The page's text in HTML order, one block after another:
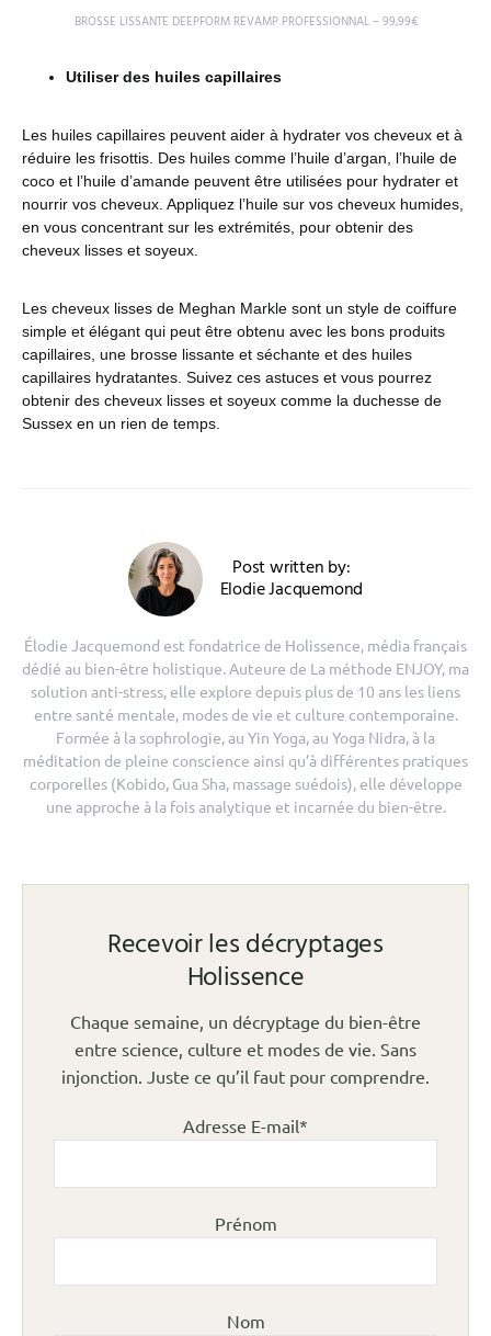
BROSSE LISSANTE DEEPFORM REVAMP PROFESSIONNAL – 99,99€
Utiliser des huiles capillaires
Les huiles capillaires peuvent aider à hydrater vos cheveux et à
réduire les frisottis. Des huiles comme l’huile d’argan, l’huile de
coco et l’huile d’amande peuvent être utilisées pour hydrater et
nourrir vos cheveux. Appliquez l’huile sur vos cheveux humides,
en vous concentrant sur les extrémités, pour obtenir des
cheveux lisses et soyeux.
Les cheveux lisses de Meghan Markle sont un style de coiffure
simple et élégant qui peut être obtenu avec les bons produits
capillaires, une brosse lissante et séchante et des huiles
capillaires hydratantes. Suivez ces astuces et vous pourrez
obtenir des cheveux lisses et soyeux comme la duchesse de
Sussex en un rien de temps.
Post written by:
Elodie Jacquemond
Élodie Jacquemond est fondatrice de Holissence, média français
dédié au bien-être holistique. Auteure de La méthode ENJOY, ma
solution anti-stress, elle explore depuis plus de 10 ans les liens
entre santé mentale, modes de vie et culture contemporaine.
Formée à la sophrologie, au Yin Yoga, au Yoga Nidra, à la
méditation de pleine conscience ainsi qu’à différentes pratiques
corporelles (Kobido, Gua Sha, massage suédois), elle développe
une approche à la fois analytique et incarnée du bien-être.
Recevoir les décryptages
Holissence
Chaque semaine, un décryptage du bien-être
entre science, culture et modes de vie. Sans
injonction. Juste ce qu’il faut pour comprendre.
Adresse E-mail*
Prénom
Nom